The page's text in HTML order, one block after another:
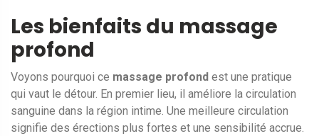
Les bienfaits du massage
profond
Voyons pourquoi ce massage profond est une pratique
qui vaut le détour. En premier lieu, il améliore la circulation
sanguine dans la région intime. Une meilleure circulation
signifie des érections plus fortes et une sensibilité accrue.